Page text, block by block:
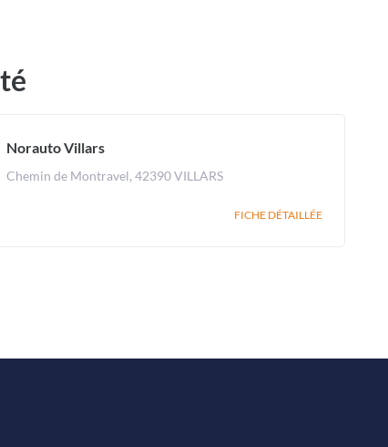
Norauto Villars
Chemin de Montravel, 42390 VILLARS
FICHE DÉTAILLÉE